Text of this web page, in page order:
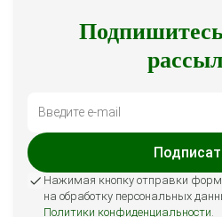
Нажимая кнопку отправки
на обработку персональных
Политики конфиденциальности.